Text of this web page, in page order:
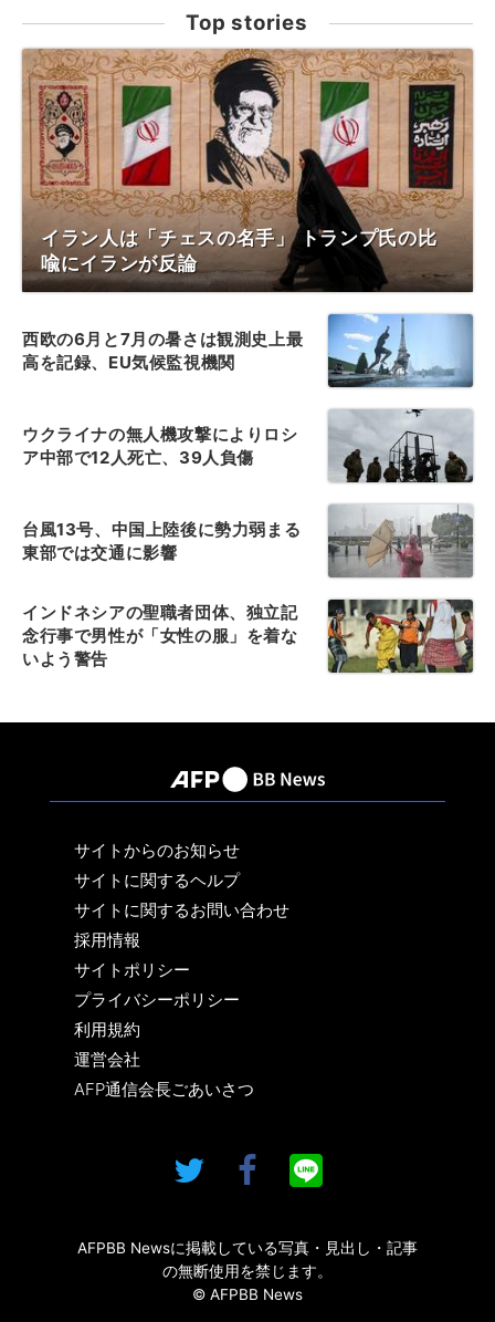
Top stories
イラン人は「チェスの名手」 トランプ氏の比
喩にイランが反論
西欧の6月と7月の暑さは観測史上最
高を記録、EU気候監視機関
ウクライナの無人機攻撃によりロシ
ア中部で12人死亡、39人負傷
台風13号、中国上陸後に勢力弱まる
東部では交通に影響
インドネシアの聖職者団体、独立記
念行事で男性が「女性の服」を着な
いよう警告
サイトからのお知らせ
サイトに関するヘルプ
サイトに関するお問い合わせ
採用情報
サイトポリシー
プライバシーポリシー
利用規約
運営会社
AFP通信会長ごあいさつ
AFPBB Newsに掲載している写真・見出し・記事
の無断使用を禁じます。
© AFPBB News